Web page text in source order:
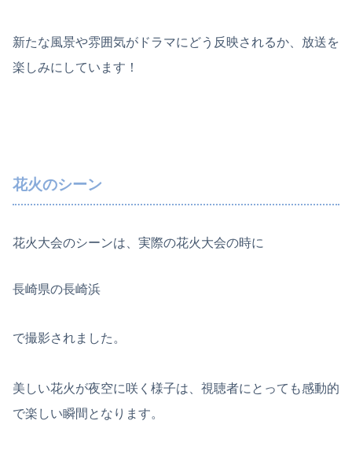
新たな風景や雰囲気がドラマにどう反映されるか、放送を
楽しみにしています！
花火のシーン
花火大会のシーンは、実際の花火大会の時に
長崎県の長崎浜
で撮影されました。
美しい花火が夜空に咲く様子は、視聴者にとっても感動的
で楽しい瞬間となります。